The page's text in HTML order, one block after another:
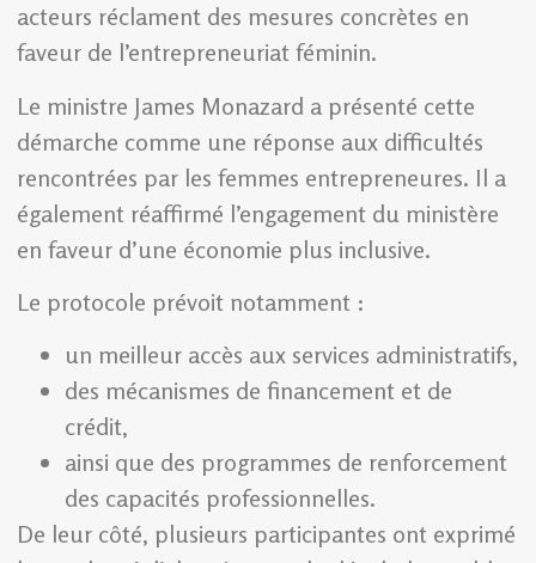
acteurs réclament des mesures concrètes en
faveur de l’entrepreneuriat féminin.
Le ministre James Monazard a présenté cette
démarche comme une réponse aux difficultés
rencontrées par les femmes entrepreneures. Il a
également réaffirmé l’engagement du ministère
en faveur d’une économie plus inclusive.
Le protocole prévoit notamment :
un meilleur accès aux services administratifs,
des mécanismes de financement et de
crédit,
ainsi que des programmes de renforcement
des capacités professionnelles.
De leur côté, plusieurs participantes ont exprimé